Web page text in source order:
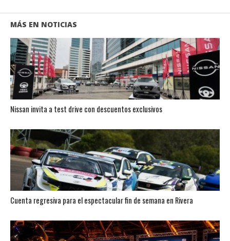
MÁS EN NOTICIAS
Nissan invita a test drive con descuentos exclusivos
Cuenta regresiva para el espectacular fin de semana en Rivera